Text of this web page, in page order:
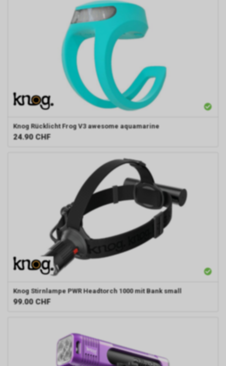
Knog Rücklicht Frog V3 awesome aquamarine
24.90 CHF
Knog Stirnlampe PWR Headtorch 1000 mit Bank small
99.00 CHF